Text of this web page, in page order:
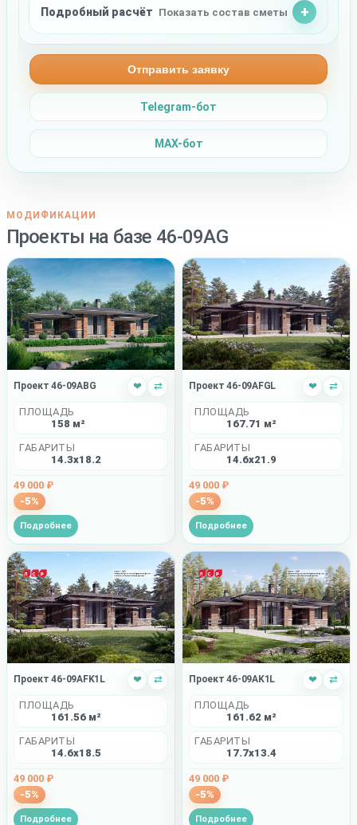
Подробный расчёт Показать состав сметы
Отправить заявку
Telegram-бот
MAX-бот
МОДИФИКАЦИИ
Проекты на базе 46-09AG
Проект 46-09ABG ❤ ⇄
ПЛОЩАДЬ
158 м²
ГАБАРИТЫ
14.3x18.2
49 000 ₽
-5%
Подробнее
Проект 46-09AFGL ❤ ⇄
ПЛОЩАДЬ
167.71 м²
ГАБАРИТЫ
14.6x21.9
49 000 ₽
-5%
Подробнее
Проект 46-09AFK1L ❤ ⇄
ПЛОЩАДЬ
161.56 м²
ГАБАРИТЫ
14.6x18.5
49 000 ₽
-5%
Подробнее
Проект 46-09AK1L ❤ ⇄
ПЛОЩАДЬ
161.62 м²
ГАБАРИТЫ
17.7x13.4
49 000 ₽
-5%
Подробнее